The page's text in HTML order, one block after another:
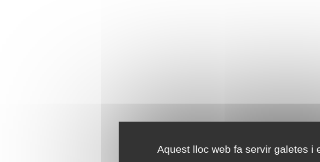
Aquest lloc web fa servir galetes i